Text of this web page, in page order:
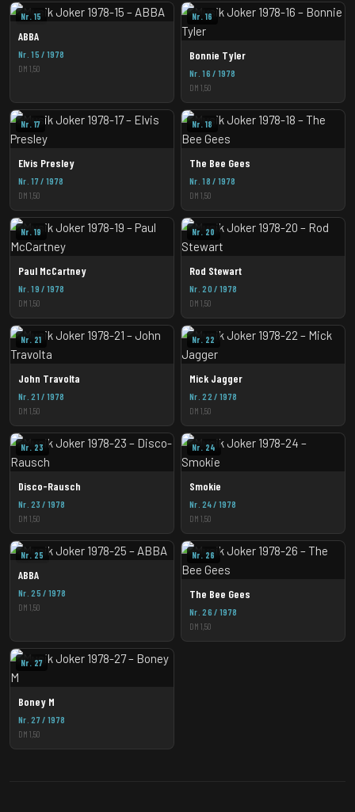
Nr. 15
ABBA
Nr. 15 / 1978
DM 1,50
Nr. 16
Bonnie Tyler
Nr. 16 / 1978
DM 1,50
Nr. 17
Elvis Presley
Nr. 17 / 1978
DM 1,50
Nr. 18
The Bee Gees
Nr. 18 / 1978
DM 1,50
Nr. 19
Paul McCartney
Nr. 19 / 1978
DM 1,50
Nr. 20
Rod Stewart
Nr. 20 / 1978
DM 1,50
Nr. 21
John Travolta
Nr. 21 / 1978
DM 1,50
Nr. 22
Mick Jagger
Nr. 22 / 1978
DM 1,50
Nr. 23
Disco-Rausch
Nr. 23 / 1978
DM 1,50
Nr. 24
Smokie
Nr. 24 / 1978
DM 1,50
Nr. 25
ABBA
Nr. 25 / 1978
DM 1,50
Nr. 26
The Bee Gees
Nr. 26 / 1978
DM 1,50
Nr. 27
Boney M
Nr. 27 / 1978
DM 1,50